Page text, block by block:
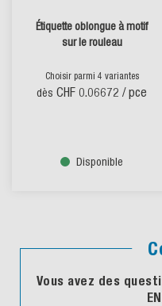
Étiquette oblongue à motif
sur le rouleau
Choisir parmi 4 variantes
dès CHF 0.06672 / pce
Disponible
Vous avez des